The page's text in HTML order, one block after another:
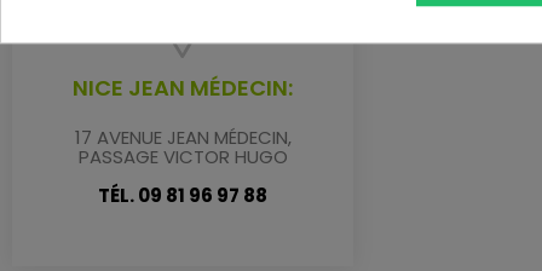
NICE JEAN MÉDECIN:
17 AVENUE JEAN MÉDECIN,
PASSAGE VICTOR HUGO
TÉL. 09 81 96 97 88